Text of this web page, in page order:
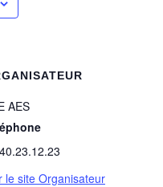
AES
le site Organisateur